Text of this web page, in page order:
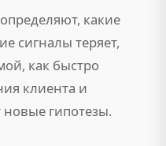
какие
сигналы теряет,
как быстро
клиента и
новые гипотезы.